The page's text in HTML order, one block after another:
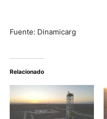
Fuente: Dinamicarg
Relacionado